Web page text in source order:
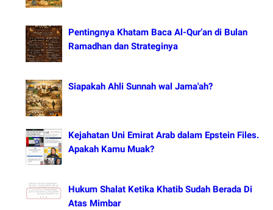
Pentingnya Khatam Baca Al-Qur’an di Bulan
Ramadhan dan Strateginya
Siapakah Ahli Sunnah wal Jama'ah?
Kejahatan Uni Emirat Arab dalam Epstein Files.
Apakah Kamu Muak?
Hukum Shalat Ketika Khatib Sudah Berada Di
Atas Mimbar